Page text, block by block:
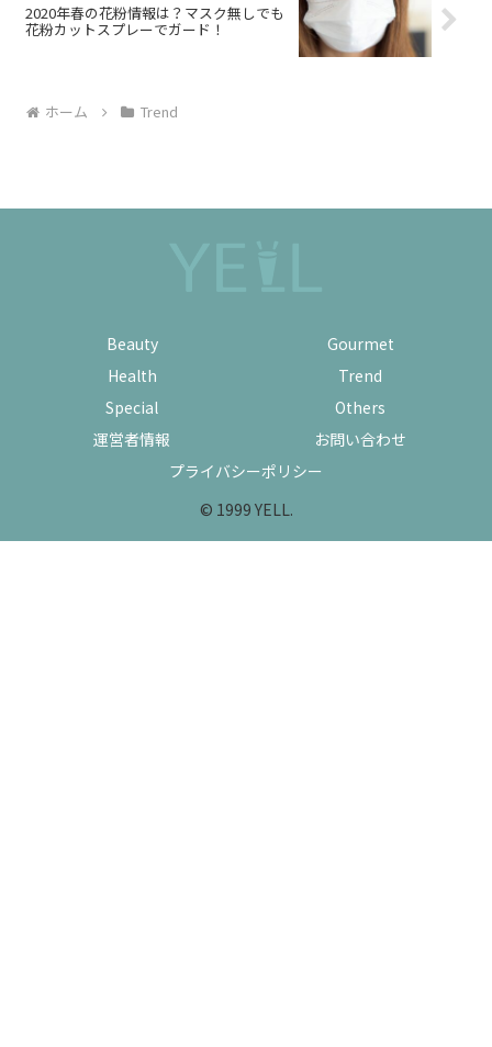
2020年春の花粉情報は？マスク無しでも
花粉カットスプレーでガード！
ホーム Trend
Beauty
Gourmet
Health
Trend
Special
Others
運営者情報
お問い合わせ
プライバシーポリシー
© 1999 YELL.